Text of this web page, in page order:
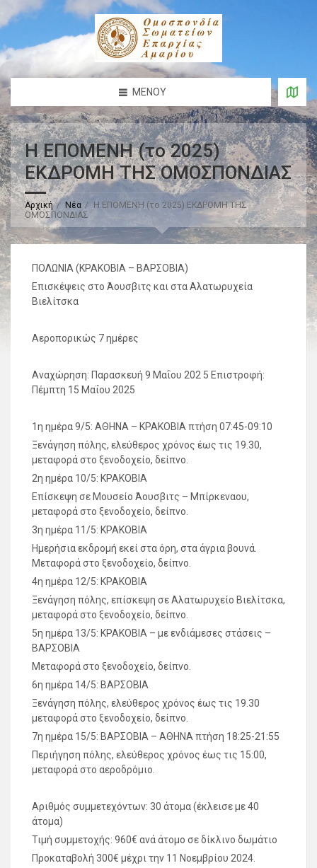
ΜΕΝΟΎ
Η ΕΠΟΜΕΝΗ (το 2025)
ΕΚΔΡΟΜΗ ΤΗΣ ΟΜΟΣΠΟΝΔΙΑΣ
Αρχική Νέα
Η ΕΠΟΜΕΝΗ (το 2025) ΕΚΔΡΟΜΗ ΤΗΣ
ΟΜΟΣΠΟΝΔΙΑΣ
ΠΟΛΩΝΙΑ (ΚΡΑΚΟΒΙΑ – ΒΑΡΣΟΒΙΑ)
Επισκέψεις στο Άουσβιτς και στα Αλατωρυχεία
Βιελίτσκα
Αεροπορικώς 7 ημέρες
Αναχώρηση: Παρασκευή 9 Μαΐου 202 5 Επιστροφή:
Πέμπτη 15 Μαΐου 2025
1η ημέρα 9/5: ΑΘΗΝΑ – ΚΡΑΚΟΒΙΑ πτήση 07:45-09:10
Ξενάγηση πόλης, ελεύθερος χρόνος έως τις 19.30,
μεταφορά στο ξενοδοχείο, δείπνο.
2η ημέρα 10/5: ΚΡΑΚΟΒΙΑ
Επίσκεψη σε Μουσείο Άουσβιτς – Μπίρκεναου,
μεταφορά στο ξενοδοχείο, δείπνο.
3η ημέρα 11/5: ΚΡΑΚΟΒΙΑ
Ημερήσια εκδρομή εκεί στα όρη, στα άγρια βουνά.
Μεταφορά στο ξενοδοχείο, δείπνο.
4η ημέρα 12/5: ΚΡΑΚΟΒΙΑ
Ξενάγηση πόλης, επίσκεψη σε Αλατωρυχείο Βιελίτσκα,
μεταφορά στο ξενοδοχείο, δείπνο.
5η ημέρα 13/5: ΚΡΑΚΟΒΙΑ – με ενδιάμεσες στάσεις –
ΒΑΡΣΟΒΙΑ
Μεταφορά στο ξενοδοχείο, δείπνο.
6η ημέρα 14/5: ΒΑΡΣΟΒΙΑ
Ξενάγηση πόλης, ελεύθερος χρόνος έως τις 19.30
μεταφορά στο ξενοδοχείο, δείπνο.
7η ημέρα 15/5: ΒΑΡΣΟΒΙΑ – ΑΘΗΝΑ πτήση 18:25-21:55
Περιήγηση πόλης, ελεύθερος χρόνος έως τις 15:00,
μεταφορά στο αεροδρόμιο.
Αριθμός συμμετεχόντων: 30 άτομα (έκλεισε με 40
άτομα)
Τιμή συμμετοχής: 960€ ανά άτομο σε δίκλινο δωμάτιο
Προκαταβολή 300€ μέχρι την 11 Νοεμβρίου 2024.